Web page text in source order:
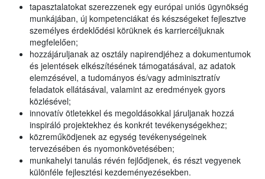
tapasztalatokat szerezzenek egy európai uniós ügynökség
munkájában, új kompetenciákat és készségeket fejlesztve
személyes érdeklődési körüknek és karriercéljuknak
megfelelően;
hozzájáruljanak az osztály napirendjéhez a dokumentumok
és jelentések elkészítésének támogatásával, az adatok
elemzésével, a tudományos és/vagy adminisztratív
feladatok ellátásával, valamint az eredmények gyors
közlésével;
innovatív ötletekkel és megoldásokkal járuljanak hozzá
inspiráló projektekhez és konkrét tevékenységekhez;
közreműködjenek az egység tevékenységeinek
tervezésében és nyomonkövetésében;
munkahelyi tanulás révén fejlődjenek, és részt vegyenek
különféle fejlesztési kezdeményezésekben.